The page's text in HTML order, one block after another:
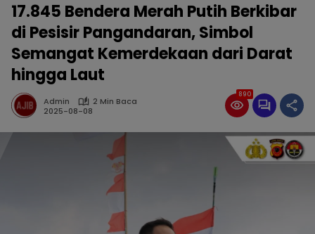
17.845 Bendera Merah Putih Berkibar
di Pesisir Pangandaran, Simbol
Semangat Kemerdekaan dari Darat
hingga Laut
Admin
2 Min Baca
2025-08-08
890